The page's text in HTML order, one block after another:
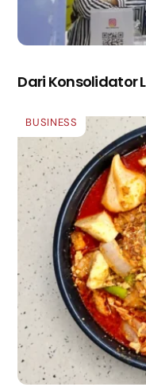
Dari Konsolidator
BUSINESS